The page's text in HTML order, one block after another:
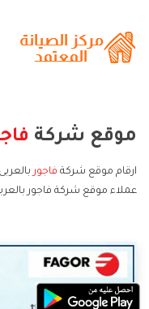
موقع شركة
ارقام موقع شركة فاجور
عملاء موقع شركة فاجور